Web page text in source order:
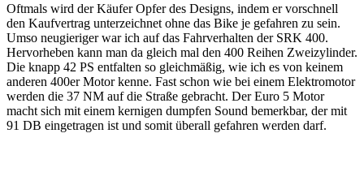
Oftmals wird der Käufer Opfer des Designs, indem er vorschnell
den Kaufvertrag unterzeichnet ohne das Bike je gefahren zu sein.
Umso neugieriger war ich auf das Fahrverhalten der SRK 400.
Hervorheben kann man da gleich mal den 400 Reihen Zweizylinder.
Die knapp 42 PS entfalten so gleichmäßig, wie ich es von keinem
anderen 400er Motor kenne. Fast schon wie bei einem Elektromotor
werden die 37 NM auf die Straße gebracht. Der Euro 5 Motor
macht sich mit einem kernigen dumpfen Sound bemerkbar, der mit
91 DB eingetragen ist und somit überall gefahren werden darf.